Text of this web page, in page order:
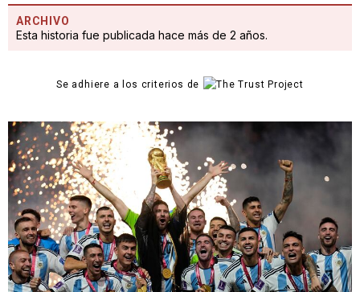
ARCHIVO
Esta historia fue publicada hace más de 2 años.
Se adhiere a los criterios de